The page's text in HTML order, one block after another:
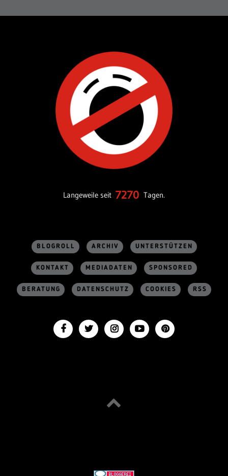
Langeweile seit 7270 Tagen.
BLOGROLL ARCHIV UNTERSTÜTZEN
KONTAKT MEDIADATEN SPONSORED
BERATUNG DATENSCHUTZ COOKIES RSS